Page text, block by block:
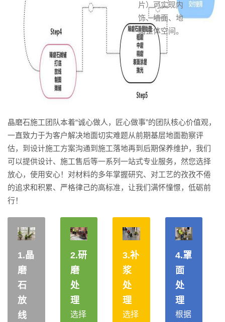
片）可实现内
饰、墙面、地
面整体空间。
晶磨石施工团队本着“诚心做人，匠心做事”的团队核心价值观，
一直致力于为客户解决地面切实难题从前期基层地面勘察评
估，到设计施工方案沟通到施工落地再到后期保养维护，我们
可以提供设计、施工售后等一系列一站式专业服务，然您选择
放心，使用安心！对材料的多年掌握研究、对工艺的孜孜不倦
的追求和积累、严格律己的高标准，让我们满怀憧憬，低砺前
行！
1.晶
磨
石
放
线
2.研
磨
处
理
选择
3.补
浆
处
理
选择
4.罩
面
处
理
根据